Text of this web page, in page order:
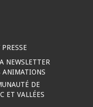
NEWSLETTER
ANIMATIONS
DE
ET VALLÉES